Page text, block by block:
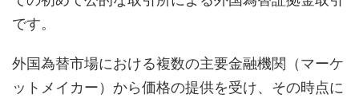
です。
外国為替市場における複数の主要金融機関（マーケ
ットメイカー）から価格の提供を受け、その時点に